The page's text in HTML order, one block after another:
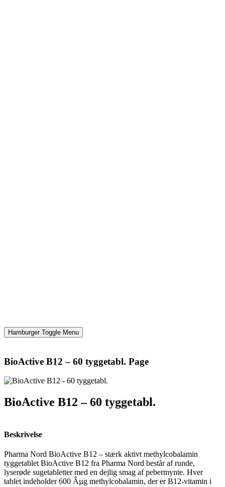
Hamburger Toggle Menu
BioActive B12 – 60 tyggetabl. Page
BioActive B12 – 60 tyggetabl.
Beskrivelse
Pharma Nord BioActive B12 – stærk aktivt methylcobalamin
tyggetablet BioActive B12 fra Pharma Nord består af runde,
lyserøde sugetabletter med en dejlig smag af pebermynte. Hver
tablet indeholder 600 Âµg methylcobalamin, der er B12-vitamin i